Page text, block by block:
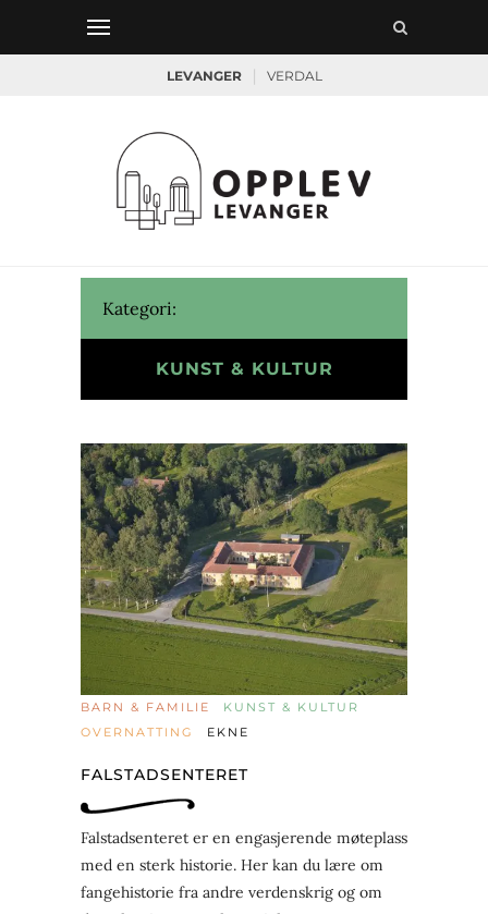
LEVANGER | VERDAL
Kategori:
KUNST & KULTUR
BARN & FAMILIE
KUNST & KULTUR
OVERNATTING
EKNE
FALSTADSENTERET
Falstadsenteret er en engasjerende møteplass
med en sterk historie. Her kan du lære om
fangehistorie fra andre verdenskrig og om